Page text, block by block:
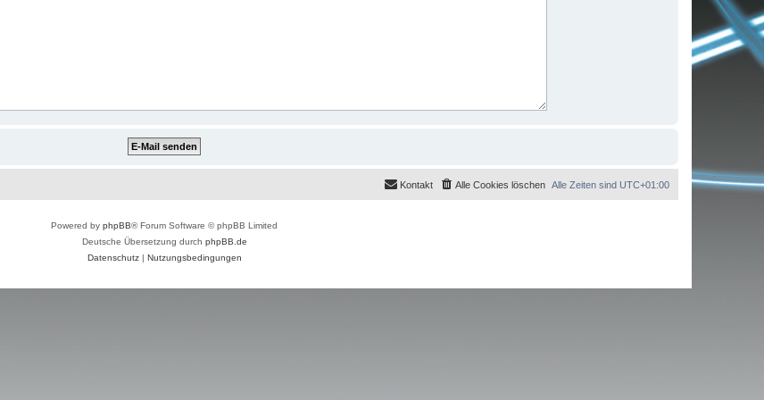
Alle Zeiten sind UTC+01:00
Alle Cookies löschen
Kontakt
Powered by phpBB® Forum Software © phpBB Limited
Deutsche Übersetzung durch phpBB.de
Datenschutz| Nutzungsbedingungen